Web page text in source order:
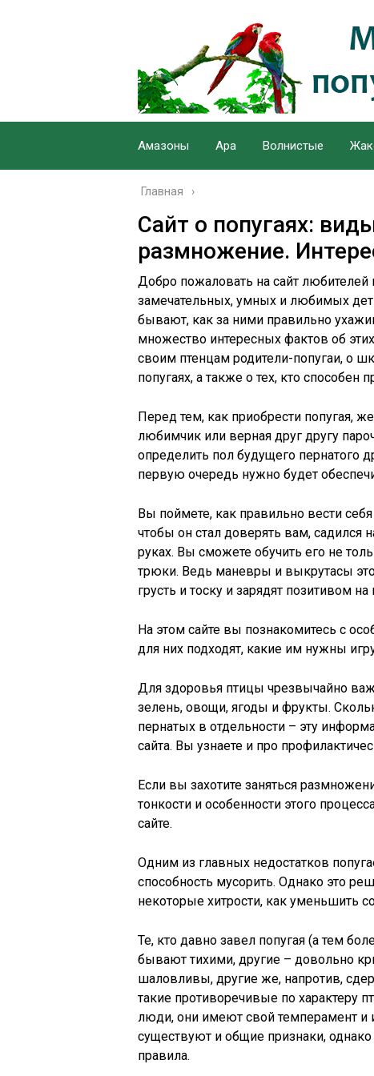
Амазоны Ара Волнистые
Главная
Сайт о попугаях:
размножение.
Добро пожаловать на сайт любителей
замечательных, умных и любимых
бывают, как за ними правильно
множество интересных фактов об
своим птенцам родители-попугаи, о
попугаях, а также о тех, кто способен
Перед тем, как приобрести попугая,
любимчик или верная друг другу
определить пол будущего пернатого
первую очередь нужно будет
Вы поймете, как правильно вести
чтобы он стал доверять вам, садился
руках. Вы сможете обучить его не
трюки. Ведь маневры и выкрутасы
грусть и тоску и зарядят позитивом
На этом сайте вы познакомитесь с
для них подходят, какие им нужны
Для здоровья птицы чрезвычайно
зелень, овощи, ягоды и фрукты.
пернатых в отдельности – эту
сайта. Вы узнаете и про
Если вы захотите заняться
тонкости и особенности этого
сайте.
Одним из главных недостатков
способность мусорить. Однако это
некоторые хитрости, как уменьшить
Те, кто давно завел попугая (а тем
бывают тихими, другие – довольно
шаловливы, другие же, напротив,
такие противоречивые по характеру
люди, они имеют свой темперамент и
существуют и общие признаки,
правила.